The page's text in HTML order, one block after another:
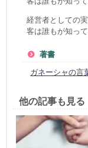
経営者としての
客は誰もが知っ
著書
ガネーシャの言
他の記事も見る